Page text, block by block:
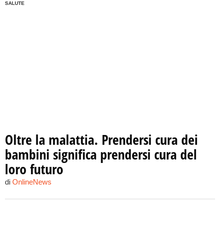
SALUTE
Oltre la malattia. Prendersi cura dei
bambini significa prendersi cura del
loro futuro
di OnlineNews